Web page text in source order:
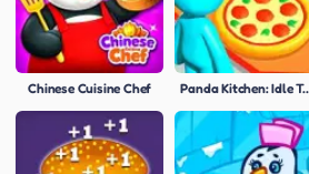
Chinese Cuisine Chef Panda